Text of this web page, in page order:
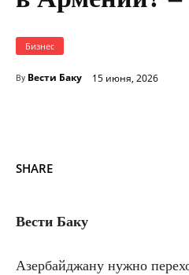
Бизнес
By Вести Баку 15 июня, 2026
SHARE
Вести Баку
Азербайджану нужно